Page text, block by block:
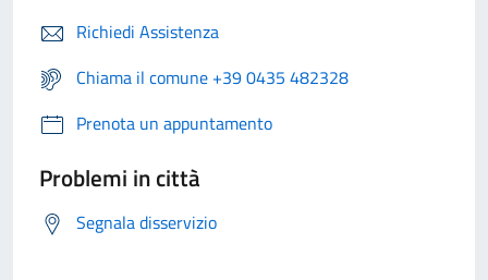
Richiedi Assistenza
Chiama il comune +39 0435 482328
Prenota un appuntamento
Problemi in città
Segnala disservizio